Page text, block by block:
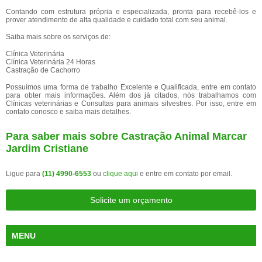
Contando com estrutura própria e especializada, pronta para recebê-los e
prover atendimento de alta qualidade e cuidado total com seu animal.
Saiba mais sobre os serviços de:
Clínica Veterinária
Clínica Veterinária 24 Horas
Castração de Cachorro
Possuímos uma forma de trabalho Excelente e Qualificada, entre em contato
para obter mais informações. Além dos já citados, nós trabalhamos com
Clínicas veterinárias e Consultas para animais silvestres. Por isso, entre em
contato conosco e saiba mais detalhes.
Para saber mais sobre Castração Animal Marcar
Jardim Cristiane
Ligue para (11) 4990-6553 ou clique aqui e entre em contato por email.
Solicite um orçamento
MENU